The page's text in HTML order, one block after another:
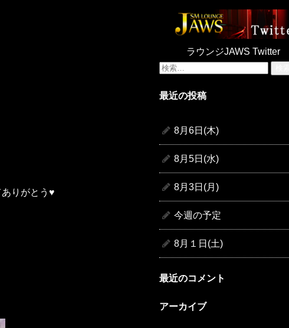
りがとう♥
ラウンジJAWS Twitter
検
最近の投稿
8月6日(木)
8月5日(水)
8月3日(月)
今週の予定
8月１日(土)
最近のコメント
アーカイブ